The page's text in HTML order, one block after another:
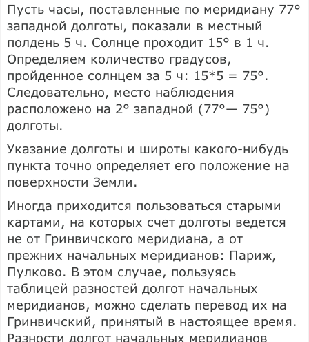
Пусть часы, поставленные по меридиану 77°
западной долготы, показали в местный
полдень 5 ч. Солнце проходит 15° в 1 ч.
Определяем количество градусов,
пройденное солнцем за 5 ч: 15*5 = 75°.
Следовательно, место наблюдения
расположено на 2° западной (77°— 75°)
долготы.
Указание долготы и широты какого-нибудь
пункта точно определяет его положение на
поверхности Земли.
Иногда приходится пользоваться старыми
картами, на которых счет долготы ведется
не от Гринвичского меридиана, а от
прежних начальных меридианов: Париж,
Пулково. В этом случае, пользуясь
таблицей разностей долгот начальных
меридианов, можно сделать перевод их на
Гринвичский, принятый в настоящее время.
Разности долгот начальных меридианов